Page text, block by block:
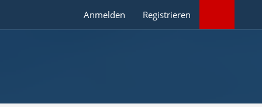
Anmelden Registrieren